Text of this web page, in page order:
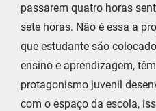
passarem quatro horas
sete horas. Não é essa a
que estudante são
ensino e aprendizagem,
protagonismo juvenil
com o espaço da escola,